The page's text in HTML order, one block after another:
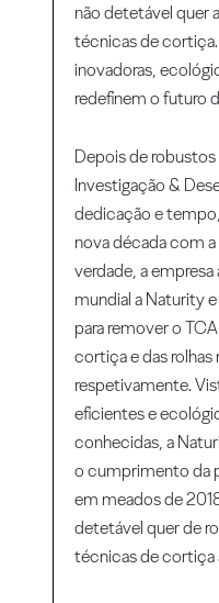
não detetável quer
técnicas de
inovadoras,
redefinem o futuro
Depois de
Investigação &
dedicação e
nova década com
verdade, a
mundial a Naturity
para remover o
cortiça e das
respetivamente.
eficientes e
conhecidas, a
o cumprimento da
em meados de
detetável quer de
técnicas de cortiça